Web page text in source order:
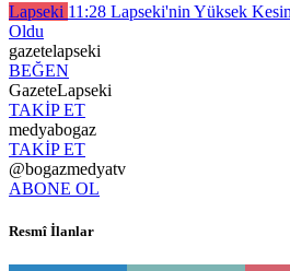
Lapseki 11:28 Lapseki'nin Yüksek
Oldu
gazetelapseki
BEĞEN
GazeteLapseki
TAKİP ET
medyabogaz
TAKİP ET
@bogazmedyatv
ABONE OL
Resmî İlanlar